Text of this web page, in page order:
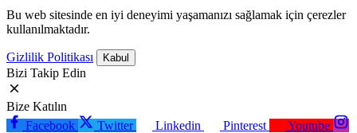
Bu web sitesinde en iyi deneyimi yaşamanızı sağlamak için çerezler
kullanılmaktadır.
Gizlilik Politikası Kabul
Bizi Takip Edin
Bize Katılın
Facebook
Twitter Linkedin Pinterest
Youtube